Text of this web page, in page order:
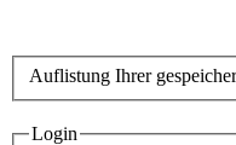
Auflistung Ihrer
Login